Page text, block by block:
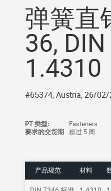
弹簧直
36,
1.4310
#65374, Austria, 26/
PT 类型:
Fasteners
要求的交货期
超过 5 周
产品规范 材料